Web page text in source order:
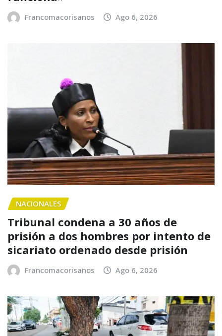
Francomacorisanos Ago 6, 2026
NACIONALES
Tribunal condena a 30 años de
prisión a dos hombres por intento de
sicariato ordenado desde prisión
Francomacorisanos Ago 6, 2026